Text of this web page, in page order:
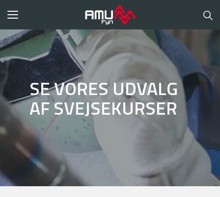
Toggle
SE VORES UDVALG
AF SVEJSEKURSER